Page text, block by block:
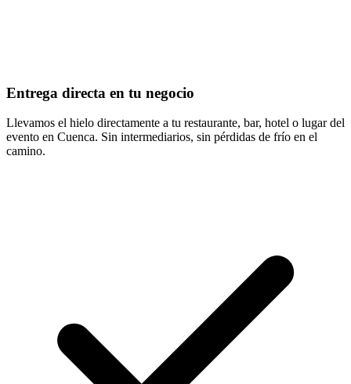
Entrega directa en tu negocio
Llevamos el hielo directamente a tu restaurante, bar, hotel o lugar del
evento en Cuenca. Sin intermediarios, sin pérdidas de frío en el
camino.